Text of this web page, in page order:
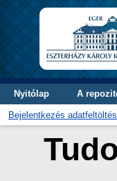
Nyitólap A
Bejelentkezés